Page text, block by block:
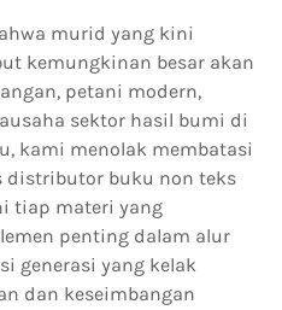
murid yang kini
kemungkinan besar akan
petani modern,
sektor hasil bumi di
kami menolak membatasi
distributor buku non teks
tiap materi yang
penting dalam alur
generasi yang kelak
dan keseimbangan